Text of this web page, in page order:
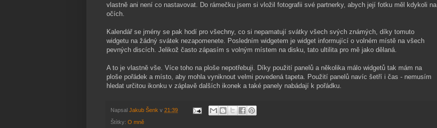
vlastně ani není co nastavovat. Do rámečku jsem si vložil fotografii své partnerky, abych její fotku měl kdykoli na
očích.
Kalendář se jmény se pak hodí pro všechny, co si nepamatují svátky všech svých známých, díky tomuto
widgetu na žádný svátek nezapomenete. Posledním widgetem je widget informující o volném místě na všech
pevných discích. Jelikož často zápasím s volným místem na disku, tato ultilita pro mě jako dělaná.
A to je vlastně vše. Více toho na ploše nepotřebuji. Díky použití panelů a několika málo widgetů tak mám na
ploše pořádek a místo, aby mohla vyniknout velmi povedená tapeta. Použití panelů navíc šetří i čas - nemusím
hledat určitou ikonku v záplavě dalších ikonek a také panely nabádají k pořádku.
Napsal Jakub Šenk v 21:39
Štítky: O mně